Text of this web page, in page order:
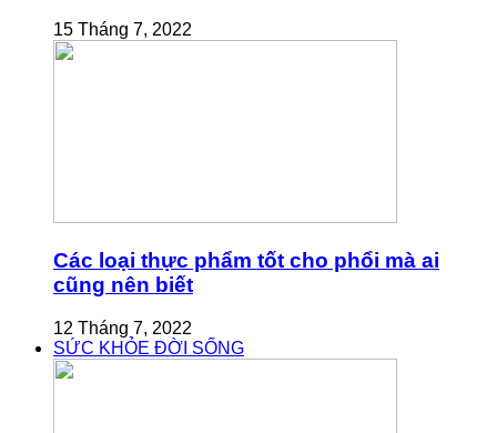
15 Tháng 7, 2022
Các loại thực phẩm tốt cho phổi mà ai
cũng nên biết
12 Tháng 7, 2022
SỨC KHỎE ĐỜI SỐNG